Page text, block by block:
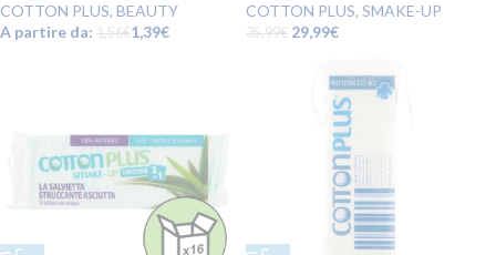
COTTON PLUS, BEAUTY
A partire da: 1,56€1,39€
COTTON PLUS, SMAKE-UP
35,99€ 29,99€